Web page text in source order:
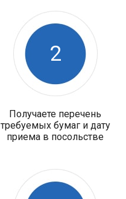
2
Получаете перечень
требуемых бумаг и дату
приема в посольстве